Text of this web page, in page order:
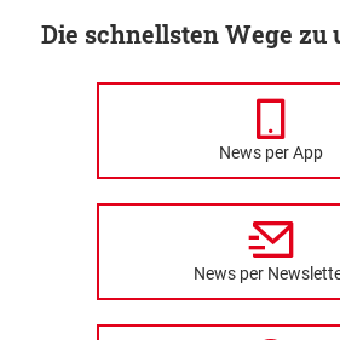
Die schnellsten Wege zu
News per App
News per